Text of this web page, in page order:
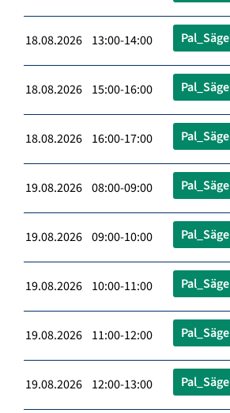
18.08.2026 13:00-14:00 Pal_Säge
18.08.2026 15:00-16:00 Pal_Säge
18.08.2026 16:00-17:00 Pal_Säge
19.08.2026 08:00-09:00 Pal_Säge
19.08.2026 09:00-10:00 Pal_Säge
19.08.2026 10:00-11:00 Pal_Säge
19.08.2026 11:00-12:00 Pal_Säge
19.08.2026 12:00-13:00 Pal_Säge